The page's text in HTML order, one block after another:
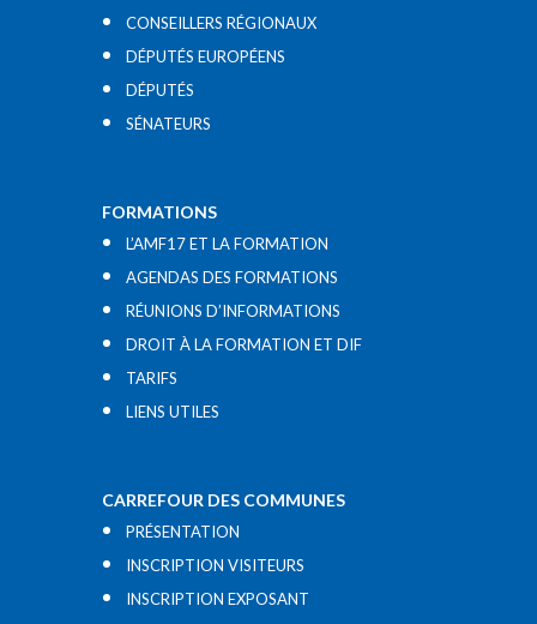
CONSEILLERS RÉGIONAUX
DÉPUTÉS EUROPÉENS
DÉPUTÉS
SÉNATEURS
FORMATIONS
L’AMF17 ET LA FORMATION
AGENDAS DES FORMATIONS
RÉUNIONS D’INFORMATIONS
DROIT À LA FORMATION ET DIF
TARIFS
LIENS UTILES​
CARREFOUR DES COMMUNES
PRÉSENTATION
INSCRIPTION VISITEURS
INSCRIPTION EXPOSANT